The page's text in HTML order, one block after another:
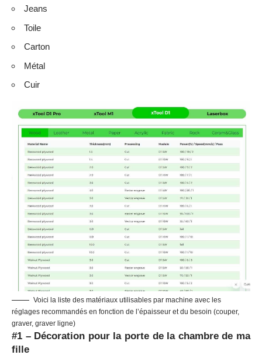
je n’avais pas encore mis en place le module «
objets gravés
Cela dit, je suis assez content et cela a forgé mon
apprentissage sur cet outil.